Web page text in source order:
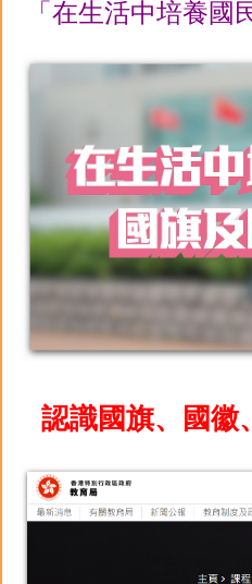
「在生活中培養
認識國旗、國徽